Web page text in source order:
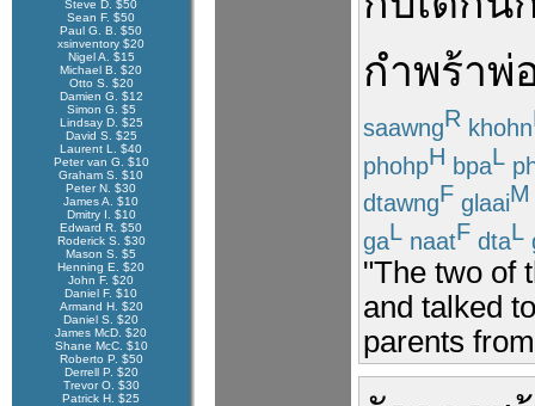
Steve D. $50
Sean F. $50
Paul G. B. $50
xsinventory $20
Nigel A. $15
Michael B. $20
Otto S. $20
Damien G. $12
Simon G. $5
Lindsay D. $25
David S. $25
Laurent L. $40
Peter van G. $10
Graham S. $10
Peter N. $30
James A. $10
Dmitry I. $10
Edward R. $50
Roderick S. $30
Mason S. $5
Henning E. $20
John F. $20
Daniel F. $10
Armand H. $20
Daniel S. $20
James McD. $20
Shane McC. $10
Roberto P. $50
Derrell P. $20
Trevor O. $30
Patrick H. $25
กำพร้าพ่
saawngR khohn
phohpH bpaL
dtawngF glaaiM
gaL naatF dtaL
"The two of
and talked
parents